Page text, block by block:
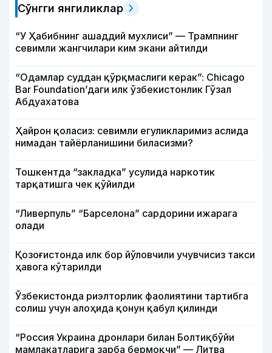
Сўнгги янгиликлар
“У Ҳабибнинг ашаддий мухлиси” — Трампнинг
севимли жангчилари ким экани айтилди
“Одамлар суддан қўрқмаслиги керак”: Chicago
Bar Foundation’даги илк ўзбекистонлик Гўзал
Абдуахатова
Ҳайрон қоласиз: севимли егуликларимиз аслида
нимадан тайёрланишини биласизми?
Тошкентда “закладка” усулида наркотик
тарқатишга чек қўйилди
“Ливерпуль” “Барселона” сардорини ижарага
олади
Қозоғистонда илк бор йўловчили учувчисиз такси
ҳавога кўтарилди
Ўзбекистонда риэлторлик фаолиятини тартибга
солиш учун алоҳида қонун қабул қилинди
“Россия Украина дронлари билан Болтиқбўйи
мамлакатларига зарба бермоқчи” — Литва